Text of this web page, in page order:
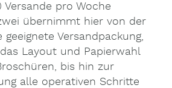
Versande pro Woche
übernimmt hier von der
geeignete Versandpackung,
Layout und Papierwahl
bis hin zur
alle operativen Schritte